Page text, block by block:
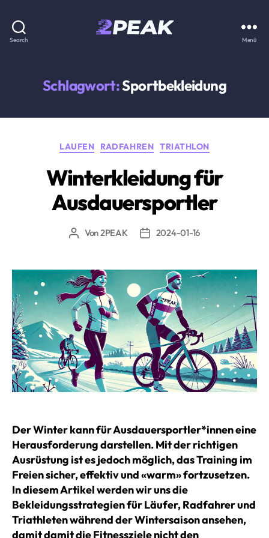
Search Menü
Schlagwort:Sportbekleidung
Kategorien
LAUFEN RADFAHREN TRIATHLON
Winterkleidung für
Ausdauersportler
Beitragsautor
Von2PEAK Beitragsdatum
2024-01-16
Der Winter kann für Ausdauersportler*innen eine
Herausforderung darstellen. Mit der richtigen
Ausrüstung ist es jedoch möglich, das Training im
Freien sicher, effektiv und «warm» fortzusetzen.
In diesem Artikel werden wir uns die
Bekleidungsstrategien für Läufer, Radfahrer und
Triathleten während der Wintersaison ansehen,
damit damit die Fitnessziele nicht den